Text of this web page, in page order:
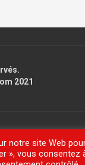
2021
WordPress|Thème
notre site Web
», vous